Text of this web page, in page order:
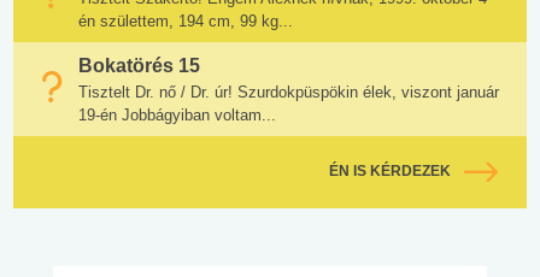
én születtem, 194 cm, 99 kg...
Bokatörés 15
Tisztelt Dr. nő / Dr. úr! Szurdokpüspökin élek, viszont január
19-én Jobbágyiban voltam...
ÉN IS KÉRDEZEK